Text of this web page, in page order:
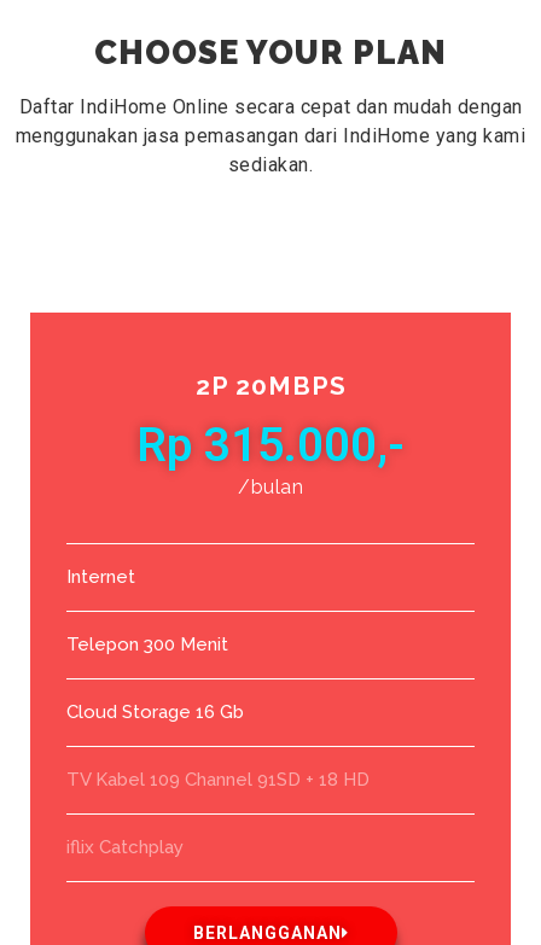
CHOOSE YOUR PLAN
Daftar IndiHome Online secara cepat dan mudah dengan
menggunakan jasa pemasangan dari IndiHome yang kami
sediakan.
2P 20MBPS
Rp 315.000,-
/bulan
Internet
Telepon 300 Menit
Cloud Storage 16 Gb
TV Kabel 109 Channel 91SD + 18 HD
iflix Catchplay
BERLANGGANAN